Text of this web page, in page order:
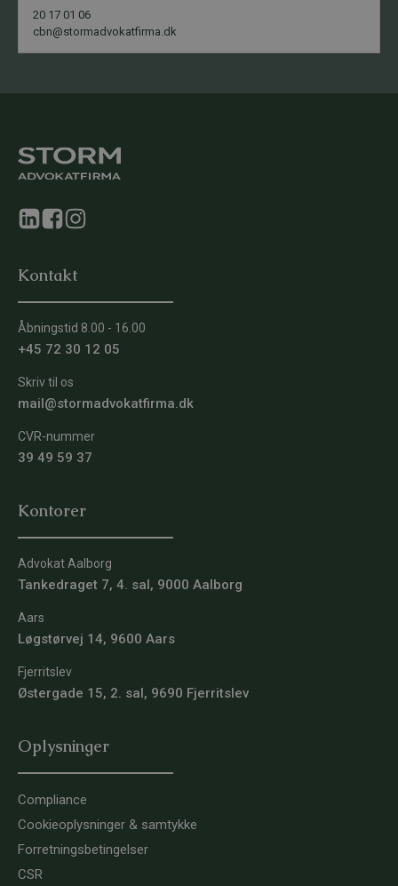
20 17 01 06
cbn@stormadvokatfirma.dk
Kontakt
Åbningstid 8.00 - 16.00
+45 72 30 12 05
Skriv til os
mail@stormadvokatfirma.dk
CVR-nummer
39 49 59 37
Kontorer
Advokat Aalborg
Tankedraget 7, 4. sal, 9000 Aalborg
Aars
Løgstørvej 14, 9600 Aars
Fjerritslev
Østergade 15, 2. sal, 9690 Fjerritslev
Oplysninger
Compliance
Cookieoplysninger & samtykke
Forretningsbetingelser
CSR